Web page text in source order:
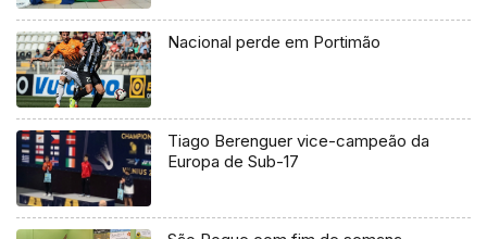
Nacional perde em Portimão
Tiago Berenguer vice-campeão da
Europa de Sub-17